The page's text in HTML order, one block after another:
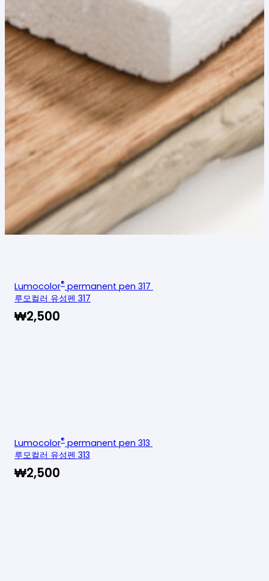
Lumocolor® permanent pen 317
루모컬러 유성펜 317
₩2,500
Lumocolor® permanent pen 313
루모컬러 유성펜 313
₩2,500